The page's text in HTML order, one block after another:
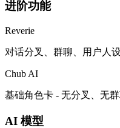
进阶功能
Reverie
对话分叉、群聊、用户人
Chub AI
基础角色卡 - 无分叉、无
AI 模型